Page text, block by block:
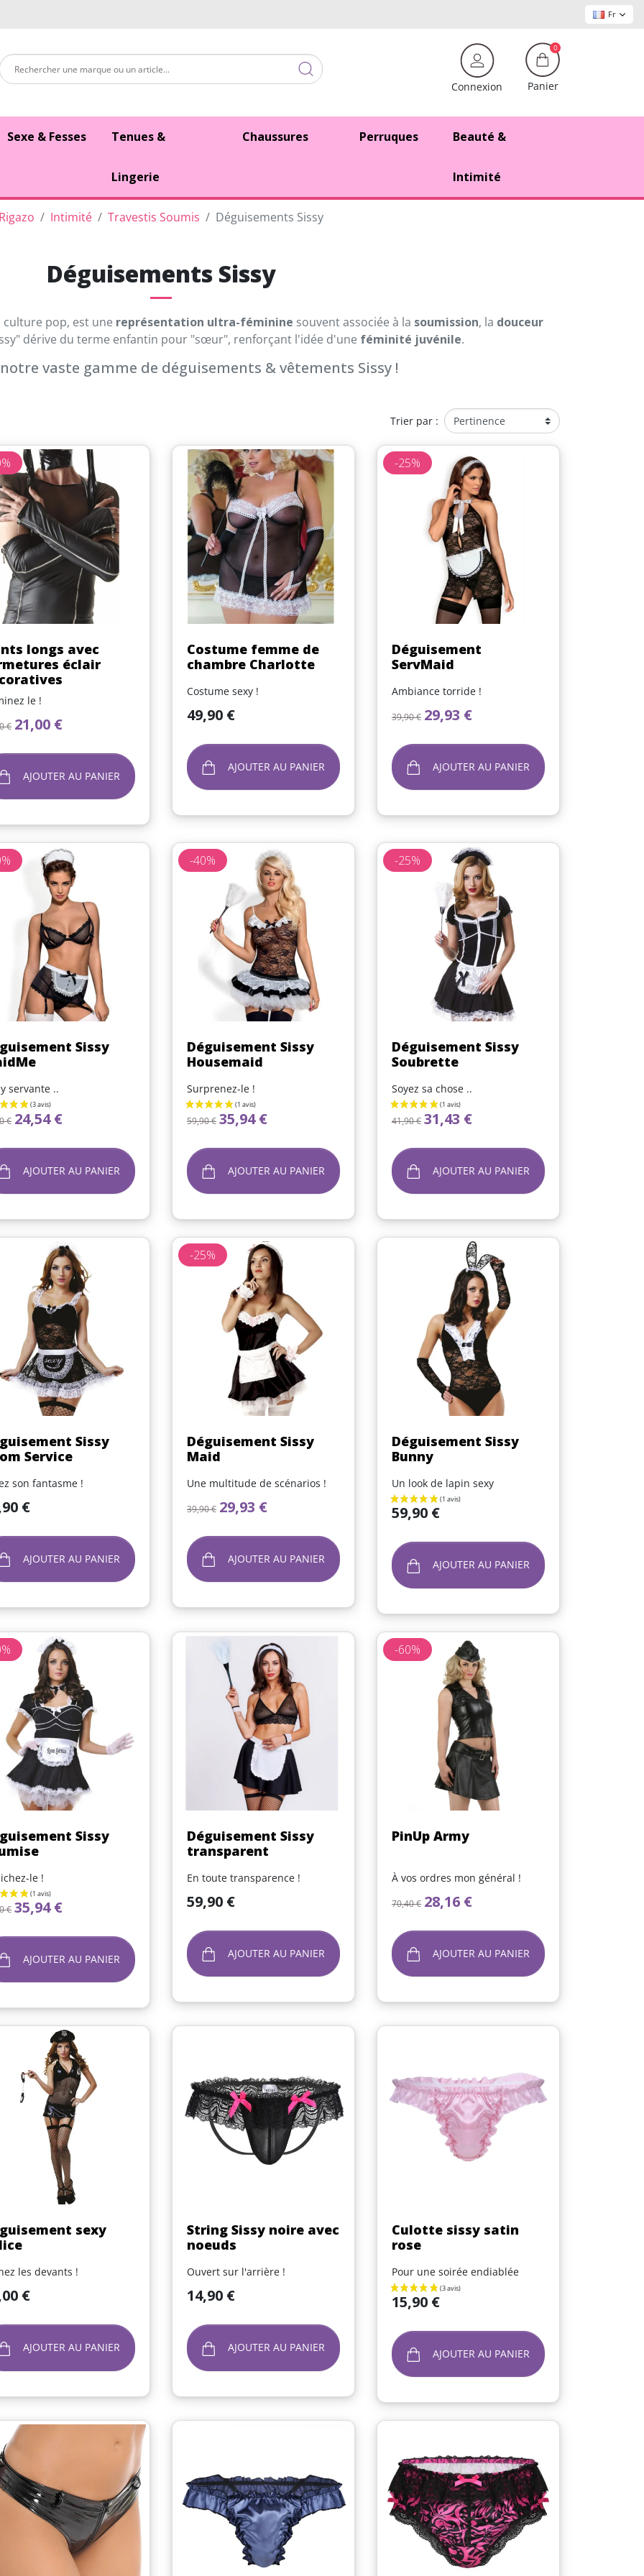
Fr
Connexion
0
Panier
Sexe & Fesses Tenues &
Lingerie
Chaussures Perruques Beauté &
Intimité
Rigazo Intimité Travestis Soumis Déguisements Sissy
Déguisements Sissy
pop, est une représentation ultra-féminine souvent associée à la soumission, la douceur
dérive du terme enfantin pour "sœur", renforçant l'idée d'une féminité juvénile.
vaste gamme de déguisements & vêtements Sissy !
Trier par :
longs avec
éclair
le !
de base
€ Prix
21,00 €
AJOUTER AU PANIER
Aperçu rapide
Costume femme de
chambre Charlotte
Costume sexy !
Prix
49,90 €
AJOUTER AU PANIER
Aperçu rapide
Déguisement
ServMaid
Ambiance torride !
Prix de base
39,90 € Prix
29,93 €
AJOUTER AU PANIER
-25%
Aperçu rapide
Sissy
servante ..
(3 avis)
de base
€ Prix
24,54 €
AJOUTER AU PANIER
Aperçu rapide
Déguisement Sissy
Housemaid
Surprenez-le !
Prix de base
59,90 € Prix
35,94 €
AJOUTER AU PANIER
-40%
Aperçu rapide
Déguisement Sissy
Soubrette
Soyez sa chose ..
Prix de base
41,90 € Prix
31,43 €
AJOUTER AU PANIER
-25%
Aperçu rapide
Sissy
Service
son fantasme !
€
AJOUTER AU PANIER
Aperçu rapide
Déguisement Sissy
Maid
Une multitude de scénarios !
Prix de base
39,90 € Prix
29,93 €
AJOUTER AU PANIER
-25%
Aperçu rapide
Déguisement Sissy
Bunny
Un look de lapin sexy
Prix
59,90 €
AJOUTER AU PANIER
Aperçu rapide
Sissy
le !
de base
€ Prix
35,94 €
AJOUTER AU PANIER
Aperçu rapide
Déguisement Sissy
transparent
En toute transparence !
Prix
59,90 €
AJOUTER AU PANIER
PinUp Army
À vos ordres mon général !
Prix de base
70,40 € Prix
28,16 €
AJOUTER AU PANIER
-60%
Aperçu rapide
sexy
les devants !
€
AJOUTER AU PANIER
Aperçu rapide
String Sissy noire avec
noeuds
Ouvert sur l'arrière !
Prix
14,90 €
AJOUTER AU PANIER
Aperçu rapide
Culotte sissy satin
rose
Pour une soirée endiablée
Prix
15,90 €
AJOUTER AU PANIER